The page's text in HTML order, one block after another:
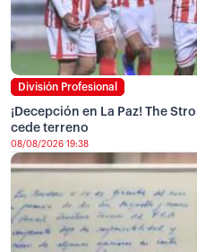
División Profesional
¡Decepción en La Paz! The
cede terreno
08/08/2026 19:38